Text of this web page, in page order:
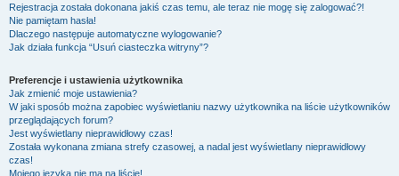
Rejestracja została dokonana jakiś czas temu, ale teraz nie mogę się zalogować?!
Nie pamiętam hasła!
Dlaczego następuje automatyczne wylogowanie?
Jak działa funkcja “Usuń ciasteczka witryny”?
Preferencje i ustawienia użytkownika
Jak zmienić moje ustawienia?
W jaki sposób można zapobiec wyświetlaniu nazwy użytkownika na liście użytkowników
przeglądających forum?
Jest wyświetlany nieprawidłowy czas!
Została wykonana zmiana strefy czasowej, a nadal jest wyświetlany nieprawidłowy
czas!
Mojego języka nie ma na liście!